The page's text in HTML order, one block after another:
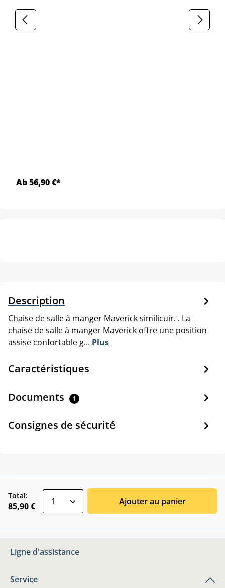
Ab 56,90 €*
Description
Chaise de salle à manger Maverick similicuir. . La
chaise de salle à manger Maverick offre une position
assise confortable g… Plus
Caractéristiques
Documents 1
Consignes de sécurité
Total:
85,90 € Ajouter au panier
Ligne d'assistance
Service